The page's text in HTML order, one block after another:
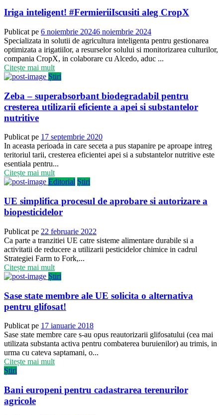
Iriga inteligent! #FermieriiIscusiti aleg CropX
Publicat pe 6 noiembrie 20246 noiembrie 2024
Specializata in solutii de agricultura inteligenta pentru gestionarea
optimizata a irigatiilor, a resurselor solului si monitorizarea culturilor,
compania CropX, in colaborare cu Alcedo, aduc ...
Citește mai mult
Știri
Zeba – superabsorbant biodegradabil pentru
cresterea utilizarii eficiente a apei si substantelor
nutritive
Publicat pe 17 septembrie 2020
In aceasta perioada in care seceta a pus stapanire pe aproape intreg
teritoriul tarii, cresterea eficientei apei si a substantelor nutritive este
esentiala pentru...
Citește mai mult
Editorial Știri
UE simplifica procesul de aprobare si autorizare a
biopesticidelor
Publicat pe 22 februarie 2022
Ca parte a tranzitiei UE catre sisteme alimentare durabile si a
activitatii de reducere a utilizarii pesticidelor chimice in cadrul
Strategiei Farm to Fork,...
Citește mai mult
Știri
Sase state membre ale UE solicita o alternativa
pentru glifosat!
Publicat pe 17 ianuarie 2018
Sase state membre care s-au opus reautorizarii glifosatului (cea mai
utilizata substanta activa pentru combaterea buruienilor) au trimis, in
urma cu cateva saptamani, o...
Citește mai mult
Știri
Bani europeni pentru cadastrarea terenurilor
agricole